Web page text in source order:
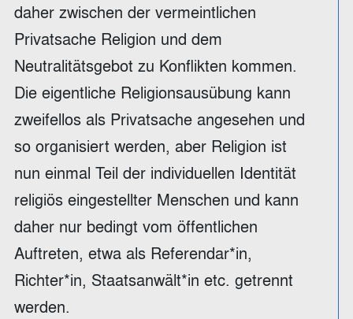
daher zwischen der vermeintlichen
Privatsache Religion und dem
Neutralitätsgebot zu Konflikten kommen.
Die eigentliche Religionsausübung kann
zweifellos als Privatsache angesehen und
so organisiert werden, aber Religion ist
nun einmal Teil der individuellen Identität
religiös eingestellter Menschen und kann
daher nur bedingt vom öffentlichen
Auftreten, etwa als Referendar*in,
Richter*in, Staatsanwält*in etc. getrennt
werden.